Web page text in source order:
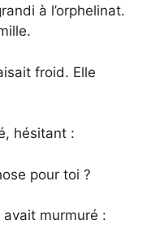
à l’orphelinat.
froid. Elle
hésitant :
pour toi ?
murmuré :